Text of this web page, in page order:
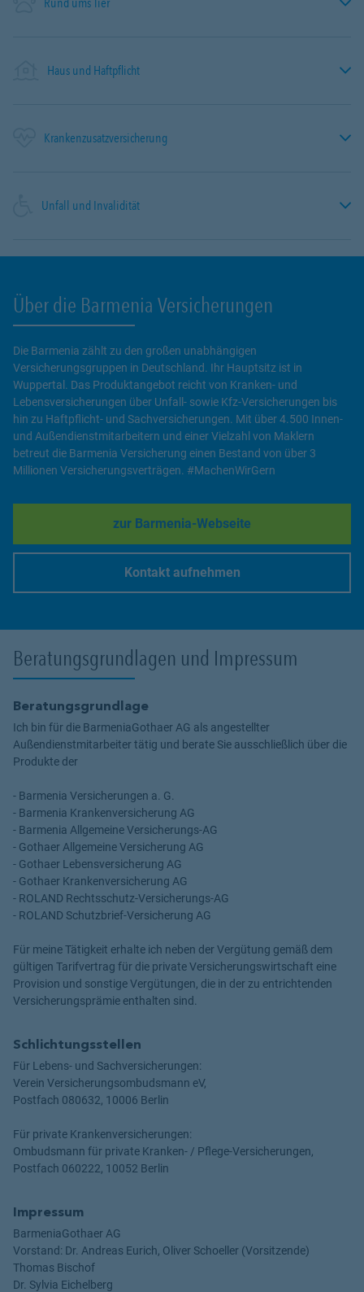
Haus und Haftpflicht
Krankenzusatzversicherung
Unfall und Invalidität
Über die Barmenia Versicherungen
Die Barmenia zählt zu den großen unabhängigen
Versicherungsgruppen in Deutschland. Ihr Hauptsitz ist in
Wuppertal. Das Produktangebot reicht von Kranken- und
Lebensversicherungen über Unfall- sowie Kfz-Versicherungen bis
hin zu Haftpflicht- und Sachversicherungen. Mit über 4.500 Innen-
und Außendienstmitarbeitern und einer Vielzahl von Maklern
betreut die Barmenia Versicherung einen Bestand von über 3
Millionen Versicherungsverträgen. #MachenWirGern
zur Barmenia-Webseite
Link Opens in New Tab
Kontakt aufnehmen
Beratungsgrundlagen und Impressum
Beratungsgrundlage
Ich bin für die BarmeniaGothaer AG als angestellter
Außendienstmitarbeiter tätig und berate Sie ausschließlich über die
Produkte der
- Barmenia Versicherungen a. G.
- Barmenia Krankenversicherung AG
- Barmenia Allgemeine Versicherungs-AG
- Gothaer Allgemeine Versicherung AG
- Gothaer Lebensversicherung AG
- Gothaer Krankenversicherung AG
- ROLAND Rechtsschutz-Versicherungs-AG
- ROLAND Schutzbrief-Versicherung AG
Für meine Tätigkeit erhalte ich neben der Vergütung gemäß dem
gültigen Tarifvertrag für die private Versicherungswirtschaft eine
Provision und sonstige Vergütungen, die in der zu entrichtenden
Versicherungsprämie enthalten sind.
Schlichtungsstellen
Für Lebens- und Sachversicherungen:
Verein Versicherungsombudsmann eV,
Postfach 080632, 10006 Berlin
Für private Krankenversicherungen:
Ombudsmann für private Kranken- / Pflege-Versicherungen,
Postfach 060222, 10052 Berlin
Impressum
BarmeniaGothaer AG
Vorstand: Dr. Andreas Eurich, Oliver Schoeller (Vorsitzende)
Thomas Bischof
Dr. Sylvia Eichelberg